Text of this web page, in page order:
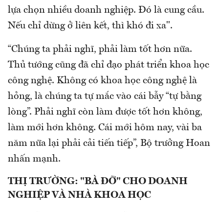
lựa chọn nhiều doanh nghiệp. Đó là cung cầu.
Nếu chỉ dừng ở liên kết, thì khó đi xa".
“Chúng ta phải nghĩ, phải làm tốt hơn nữa.
Thủ tướng cũng đã chỉ đạo phát triển khoa học
công nghệ. Không có khoa học công nghệ là
hỏng, là chúng ta tự mắc vào cái bẫy “tự bằng
lòng”. Phải nghĩ còn làm được tốt hơn không,
làm mới hơn không. Cái mới hôm nay, vài ba
năm nữa lại phải cải tiến tiếp”, Bộ trưởng Hoan
nhấn mạnh.
THỊ TRƯỜNG: "BÀ ĐỠ" CHO DOANH
NGHIỆP VÀ NHÀ KHOA HỌC